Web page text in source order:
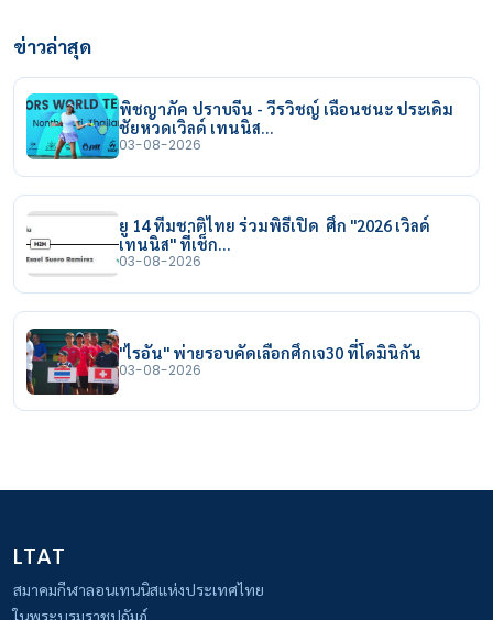
ข่าวล่าสุด
พิชญาภัค ปราบจีน - วีรวิชญ์ เฉือนชนะ ประเดิม
ชัยหวดเวิลด์ เทนนิส…
03-08-2026
ยู 14 ทีมชาติไทย ร่วมพิธีเปิด ศึก "2026 เวิลด์
เทนนิส" ที่เช็ก…
03-08-2026
"ไรอัน" พ่ายรอบคัดเลือกศึกเจ30 ที่โดมินิกัน
03-08-2026
LTAT
สมาคมกีฬาลอนเทนนิสแห่งประเทศไทย